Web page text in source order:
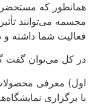
همانطور که مستحضر
مجسمه می‌توانند
فعالیت شما داشته و
در کل می‌توان گفت
اول) معرفی
با برگزاری